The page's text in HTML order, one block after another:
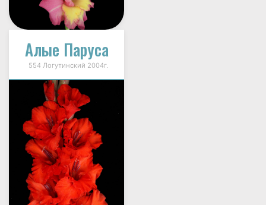
Алые Паруса
554 Логутинский 2004г.